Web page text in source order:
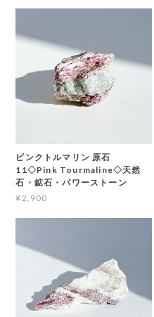
ピンクトルマリン 原石
11◇Pink Tourmaline◇天然
石・鉱石・パワーストーン
¥2,900